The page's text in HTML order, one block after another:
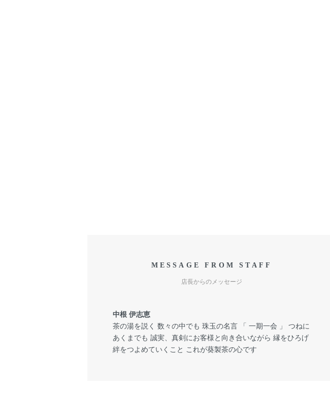
MESSAGE FROM STAFF
店長からのメッセージ
中根 伊志恵
茶の湯を説く 数々の中でも 珠玉の名言 「 一期一会 」 つねに
あくまでも 誠実、真剣にお客様と向き合いながら 縁をひろげ
絆をつよめていくこと これが葵製茶の心です